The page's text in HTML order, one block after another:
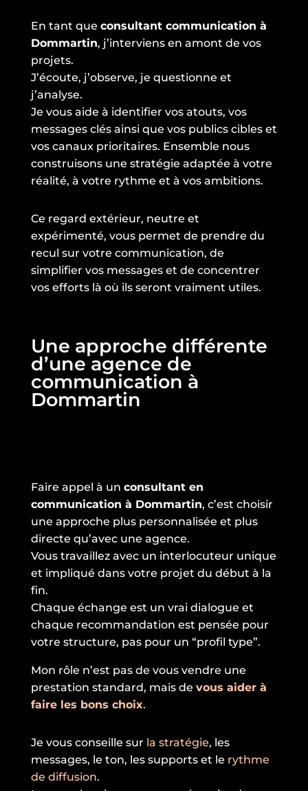
En tant que consultant communication à
Dommartin, j’interviens en amont de vos
projets.
J’écoute, j’observe, je questionne et
j’analyse.
Je vous aide à identifier vos atouts, vos
messages clés ainsi que vos publics cibles et
vos canaux prioritaires. Ensemble nous
construisons une stratégie adaptée à votre
réalité, à votre rythme et à vos ambitions.
Ce regard extérieur, neutre et
expérimenté, vous permet de prendre du
recul sur votre communication, de
simplifier vos messages et de concentrer
vos efforts là où ils seront vraiment utiles.
Une approche différente
d’une agence de
communication à
Dommartin
Faire appel à un consultant en
communication à Dommartin, c’est choisir
une approche plus personnalisée et plus
directe qu’avec une agence.
Vous travaillez avec un interlocuteur unique
et impliqué dans votre projet du début à la
fin.
Chaque échange est un vrai dialogue et
chaque recommandation est pensée pour
votre structure, pas pour un “profil type”.
Mon rôle n’est pas de vous vendre une
prestation standard, mais de vous aider à
faire les bons choix.
Je vous conseille sur la stratégie, les
messages, le ton, les supports et le rythme
de diffusion.